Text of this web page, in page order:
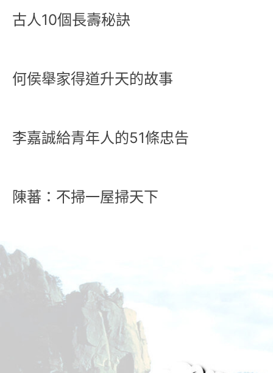
古人10個長壽秘訣
何侯舉家得道升天的故事
李嘉誠給青年人的51條忠告
陳蕃：不掃一屋掃天下